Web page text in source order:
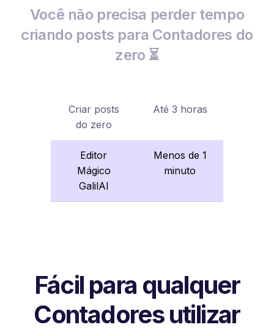
Você não precisa perder tempo
criando posts para Contadores do
zero ⏳
Criar posts
do zero
Até 3 horas
Editor
Mágico
GalilAI
Menos de 1
minuto
Fácil para qualquer
Contadores utilizar